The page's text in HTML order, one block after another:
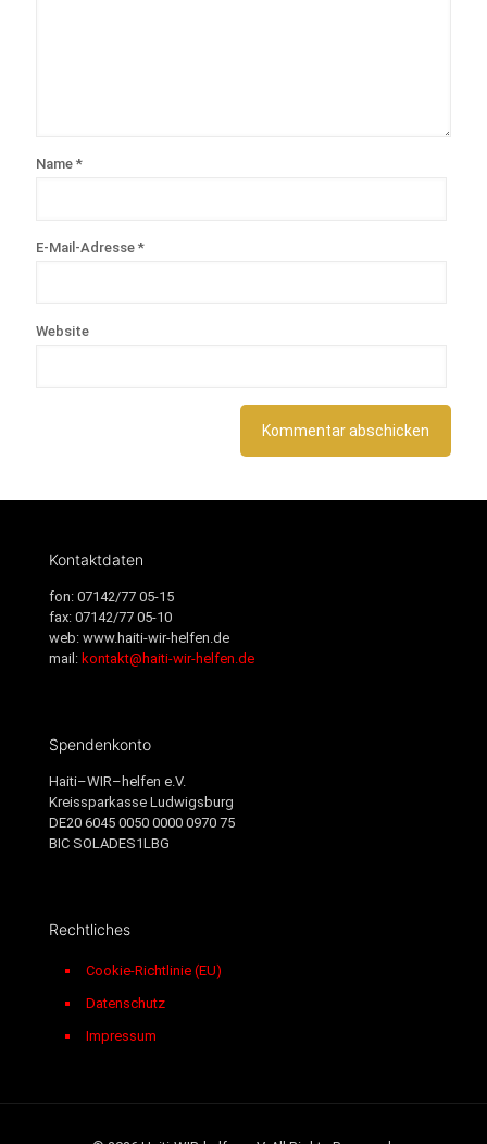
Name *
E-Mail-Adresse *
Website
Kontaktdaten
fon: 07142/77 05-15
fax: 07142/77 05-10
web: www.haiti-wir-helfen.de
mail : kontakt@haiti-wir-helfen.de
Spendenkonto
Haiti–WIR–helfen e.V.
Kreissparkasse Ludwigsburg
DE20 6045 0050 0000 0970 75
BIC SOLADES1LBG
Rechtliches
Cookie-Richtlinie (EU)
Datenschutz
Impressum